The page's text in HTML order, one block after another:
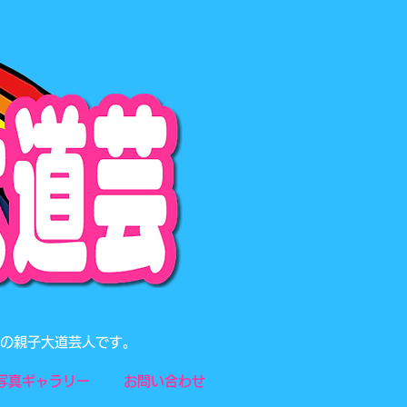
親子大道芸人です。
真ギャラリー お問い合わせ